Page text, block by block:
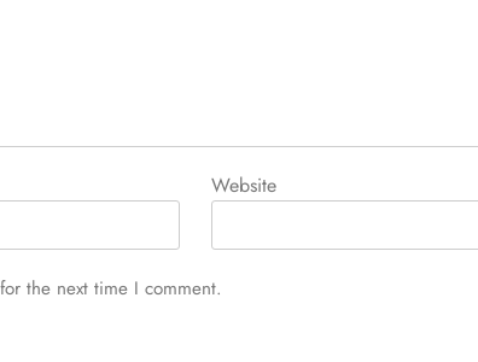
Website
the next time I comment.